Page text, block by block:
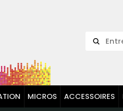
MICROS ACCESSOIRES